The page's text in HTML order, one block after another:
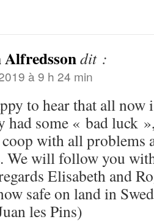
dit :
à 9 h 24 min
to hear that all
had some « bad luck
with all problems
We will follow you
Elisabeth and
safe on land in
les Pins)